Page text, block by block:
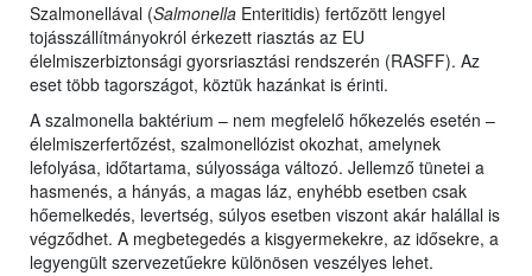
Szalmonellával (Salmonella Enteritidis) fertőzött lengyel
tojásszállítmányokról érkezett riasztás az EU
élelmiszerbiztonsági gyorsriasztási rendszerén (RASFF). Az
eset több tagországot, köztük hazánkat is érinti.
A szalmonella baktérium – nem megfelelő hőkezelés esetén –
élelmiszerfertőzést, szalmonellózist okozhat, amelynek
lefolyása, időtartama, súlyossága változó. Jellemző tünetei a
hasmenés, a hányás, a magas láz, enyhébb esetben csak
hőemelkedés, levertség, súlyos esetben viszont akár halállal is
végződhet. A megbetegedés a kisgyermekekre, az idősekre, a
legyengült szervezetűekre különösen veszélyes lehet.